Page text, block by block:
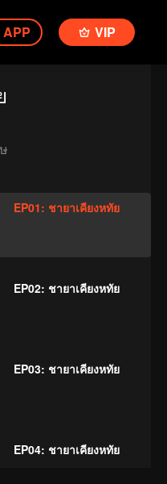
APP VIP
EP01: ชายาเคียงหทัย
EP02: ชายาเคียงหทัย
EP03: ชายาเคียงหทัย
EP04: ชายาเคียงหทัย